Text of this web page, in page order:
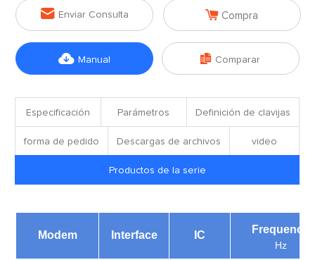
 Enviar Consulta  Compra
 Manual  Comparar
Especificación Parámetros Definición de clavijas
forma de pedido Descargas de archivos video
Productos de la serie
Modem Interface IC Frequency
Hz